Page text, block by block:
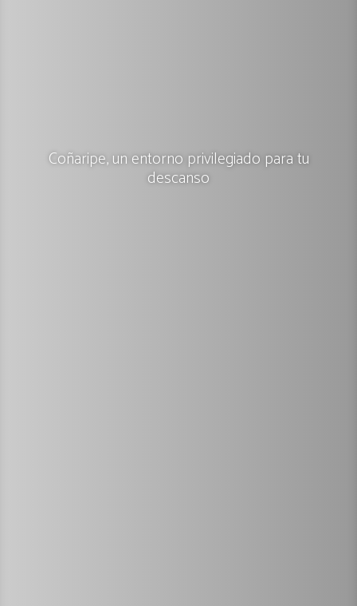
Coñaripe, un entorno privilegiado para tu
descanso